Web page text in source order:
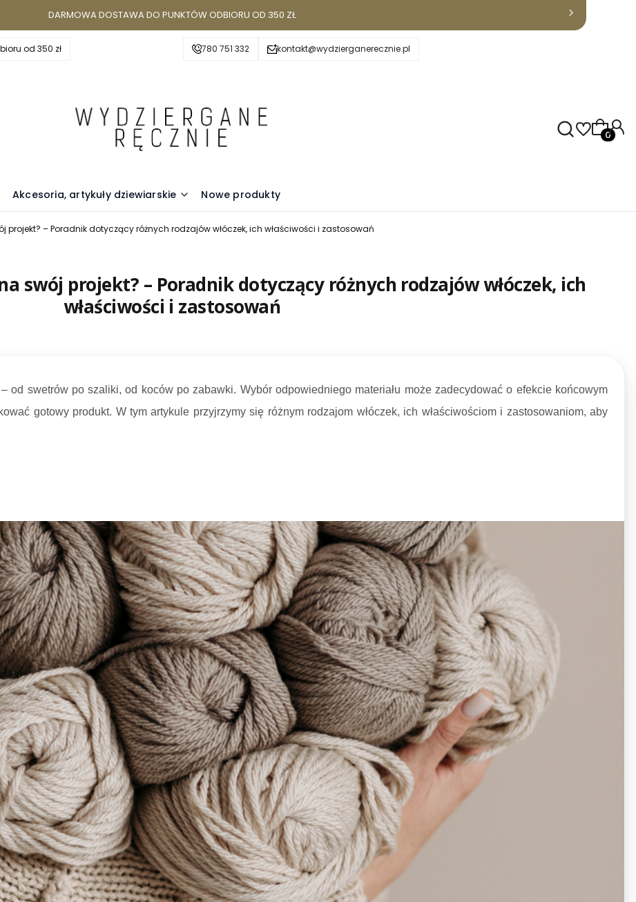
DARMOWA DOSTAWA DO PUNKTÓW ODBIORU OD 350 ZŁ
od 350 zł
780 751 332 kontakt@wydzierganerecznie.pl
Akcesoria, artykuły dziewiarskie Nowe produkty
projekt? – Poradnik dotyczący różnych rodzajów włóczek, ich właściwości i zastosowań
swój projekt? – Poradnik dotyczący różnych rodzajów włóczek, ich
właściwości i zastosowań
od swetrów po szaliki, od koców po zabawki. Wybór odpowiedniego materiału może zadecydować o efekcie końcowym
gotowy produkt. W tym artykule przyjrzymy się różnym rodzajom włóczek, ich właściwościom i zastosowaniom, aby